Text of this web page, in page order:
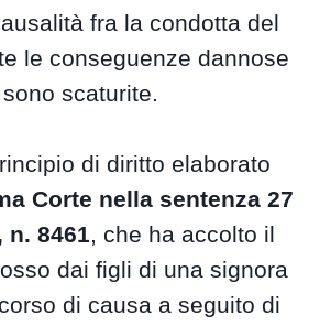
fra la condotta del
le conseguenze dannose
scaturite.
di diritto elaborato
Corte nella sentenza 27
n. 8461, che ha accolto il
dai figli di una signora
di causa a seguito di